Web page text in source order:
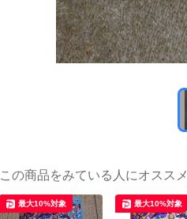
この商品をみている人にオススメ
最大10%対象 最大10%対象